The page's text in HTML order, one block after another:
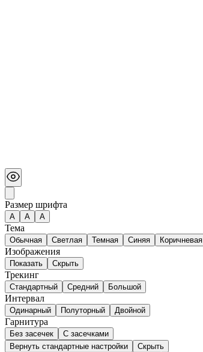
Размер шрифта
А A A
Тема
Обычная Светлая Темная Синяя Коричневая
Изображения
Показать Скрыть
Трекинг
Стандартный Средний Большой
Интервал
Одинарный Полуторный Двойной
Гарнитура
Без засечек
С засечками
Вернуть стандартные настройки
Скрыть